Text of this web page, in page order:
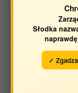
Katedra
2017
Słodka
✓